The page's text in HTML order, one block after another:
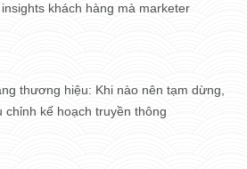
khách hàng mà marketer
thương hiệu: Khi nào nên tạm dừng,
chỉnh kế hoạch truyền thông